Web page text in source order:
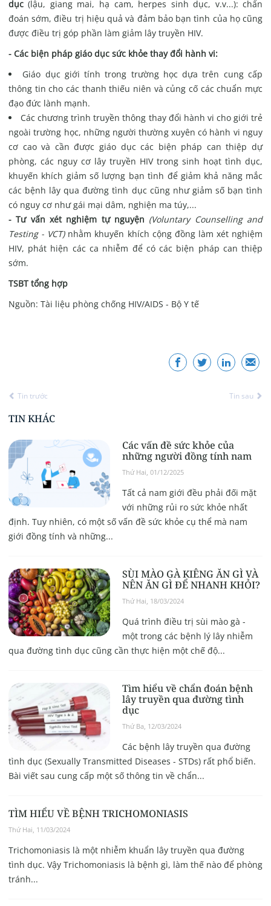
dục(lậu, giang mai, hạ cam, herpes sinh dục, v.v...): chẩn
đoán sớm, điều trị hiệu quả và đảm bảo bạn tình của họ cũng
được điều trị góp phần làm giảm lây truyền HIV.
- Các biện pháp giáo dục sức khỏe thay đổi hành vi:
Giáo dục giới tính trong trường học dựa trên cung cấp
thông tin cho các thanh thiếu niên và củng cố các chuẩn mực
đạo đức lành mạnh.
Các chương trình truyền thông thay đổi hành vi cho giới trẻ
ngoài trường học, những người thường xuyên có hành vi nguy
cơ cao và cần được giáo dục các biện pháp can thiệp dự
phòng, các nguy cơ lây truyền HIV trong sinh hoạt tình dục,
khuyến khích giảm số lượng bạn tình để giảm khả năng mắc
các bệnh lây qua đường tình dục cũng như giảm số bạn tình
có nguy cơ như gái mại dâm, nghiện ma túy,...
- Tư vấn xét nghiệm tự nguyện (Voluntary Counselling and
Testing - VCT)nhằm khuyến khích cộng đồng làm xét nghiệm
HIV, phát hiện các ca nhiễm để có các biện pháp can thiệp
sớm.
TSBT tổng hợp
Nguồn: Tài liệu phòng chống HIV/AIDS - Bộ Y tế
Tin trước Tin sau
TIN KHÁC
Các vấn đề sức khỏe của
những người đồng tính nam
Thứ Hai, 01/12/2025
Tất cả nam giới đều phải đối mặt
với những rủi ro sức khỏe nhất
định. Tuy nhiên, có một số vấn đề sức khỏe cụ thể mà nam
giới đồng tính và những...
SÙI MÀO GÀ KIÊNG ĂN GÌ VÀ
NÊN ĂN GÌ ĐỂ NHANH KHỎI?
Thứ Hai, 18/03/2024
Quá trình điều trị sùi mào gà -
một trong các bệnh lý lây nhiễm
qua đường tình dục cũng cần thực hiện một chế độ...
Tìm hiểu về chẩn đoán bệnh
lây truyền qua đường tình
dục
Thứ Ba, 12/03/2024
Các bệnh lây truyền qua đường
tình dục (Sexually Transmitted Diseases - STDs) rất phổ biến.
Bài viết sau cung cấp một số thông tin về chẩn...
TÌM HIỂU VỀ BỆNH TRICHOMONIASIS
Thứ Hai, 11/03/2024
Trichomoniasis là một nhiễm khuẩn lây truyền qua đường
tình dục. Vậy Trichomoniasis là bệnh gì, làm thế nào để phòng
tránh...